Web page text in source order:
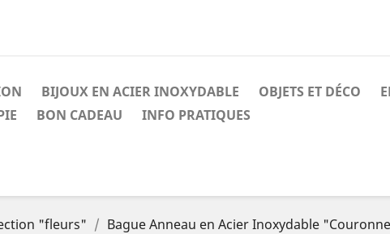
BIJOUX EN ACIER INOXYDABLE OBJETS ET DÉCO
BON CADEAU INFO PRATIQUES
"fleurs" Bague Anneau en Acier Inoxydable